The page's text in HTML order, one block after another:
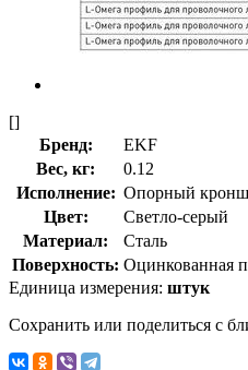
[]
Бренд:
EKF
Вес, кг:
0.12
Исполнение: Опорный
Цвет:
Светло-серый
Материал:
Сталь
Поверхность: Оцинкованная
Единица измерения: штук
Сохранить или поделиться с